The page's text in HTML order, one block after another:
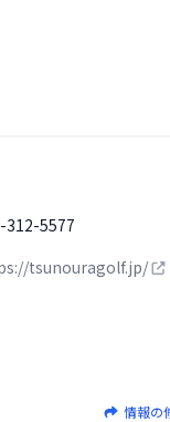
312-5577
tsunouragolf.jp/
情報の